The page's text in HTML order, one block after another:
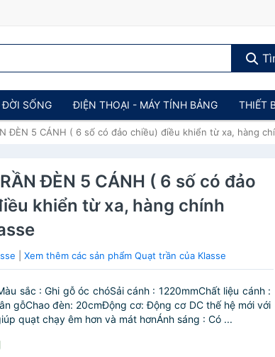
SỐNG ĐIỆN THOẠI - MÁY TÍNH BẢNG THIẾT
ĐÈN 5 CÁNH ( 6 số có đảo chiều) điều khiển từ xa, hàng
ĐÈN 5 CÁNH ( 6 số có đảo
khiển từ xa, hàng chính
|Xem thêm các sản phẩm Quạt trần của Klasse
sắc : Ghi gỗ óc chóSải cánh : 1220mmChất liệu cánh :
gỗChao đèn: 20cmĐộng cơ: Động cơ DC thế hệ mới với
quạt chạy êm hơn và mát hơnÁnh sáng : Có ...